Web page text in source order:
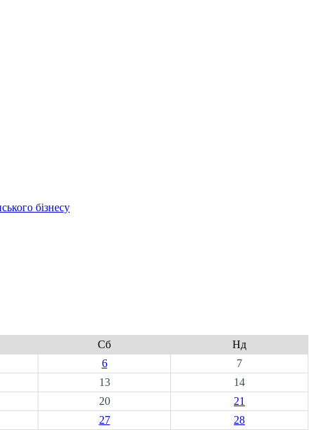
бізнесу
Сб
Нд
6
7
13
14
20
21
27
28